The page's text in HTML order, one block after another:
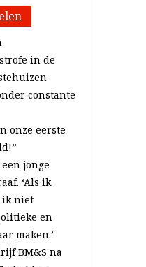
in de
constante
onze eerste
jonge
‘Als ik
ik niet
en
maken.’
BM&S na